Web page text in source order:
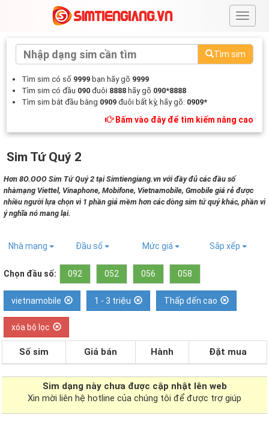
#
Tìm sim
Tìm sim có số 9999 bạn hãy gõ 9999
Tìm sim có đầu 090 đuôi 8888 hãy gõ 090*8888
Tìm sim bắt đầu bằng 0909 đuôi bất kỳ, hãy gõ: 0909*
Bấm vào đây để tìm kiếm nâng cao
Sim Tứ Quý 2
Hơn 8O.OOO Sim Tứ Quý 2 tại Simtiengiang.vn với đầy đủ các đầu số
nhàmạng Viettel, Vinaphone, Mobifone, Vietnamobile, Gmobile giá rẻ được
nhiều người lựa chọn vì 1 phần giá mềm hơn các dòng sim tứ quý khác, phần vì
ý nghĩa nó mang lại.
Nhà mạng Đầu số Mức giá Sắp xếp
Chọn đầu số: 092 052 056 058
vietnamobile 1 - 3 triệu Thấp đến cao
xóa bộ lọc
Số sim Giá bán Hành Đặt mua
Sim dạng này chưa được cập nhật lên web
Xin mời liên hệ hotline của chúng tôi để được trợ giúp